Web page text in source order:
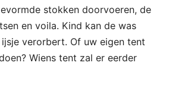
stokken doorvoeren, de
en voila. Kind kan de was
verorbert. Of uw eigen tent
Wiens tent zal er eerder